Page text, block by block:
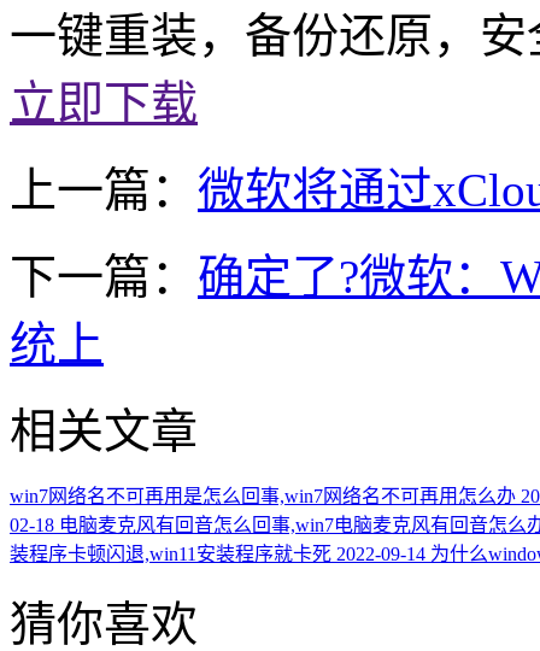
一键重装，备份还原，
立即下载
上一篇： 微软将通过
下一篇： 确定了?微软：
统上
相关文章
win7网络名不可再用是怎么回事,win7网络名不可再用怎么办
02-18 电脑麦克风有回音怎么回事,win7电脑麦克风有回音怎么
装程序卡顿闪退,win11安装程序就卡死 2022-09-14 为什么
猜你喜欢